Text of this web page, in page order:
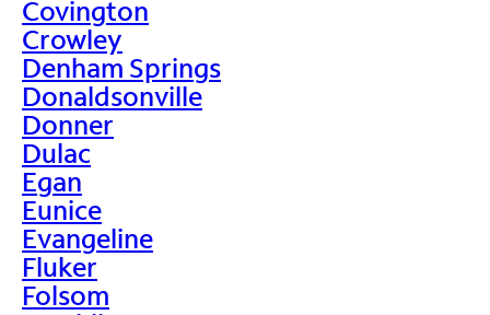
Covington
Crowley
Denham Springs
Donaldsonville
Donner
Dulac
Egan
Eunice
Evangeline
Fluker
Folsom